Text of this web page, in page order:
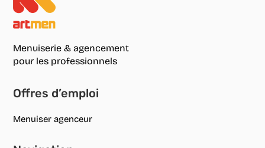
Menuiserie & agencement
pour les professionnels
Offres d’emploi
Menuiser agenceur